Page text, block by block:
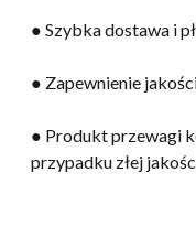
● Szybka dostawa i
● Zapewnienie
● Produkt przewagi
przypadku złej